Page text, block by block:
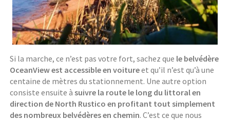
Si la marche, ce n’est pas votre fort, sachez que le belvédère
OceanView est accessible en voitureet qu’il n’est qu’à une
centaine de mètres du stationnement. Une autre option
consiste ensuite àsuivre la route le long du littoral en
direction de North Rustico en profitant tout simplement
des nombreux belvédères en chemin. C’est ce que nous